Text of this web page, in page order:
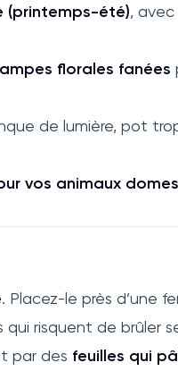
(printemps-été), avec
florales fanées
de lumière, pot
vos animaux
. Placez-le près d’une
risquent de brûler
par des feuilles qui